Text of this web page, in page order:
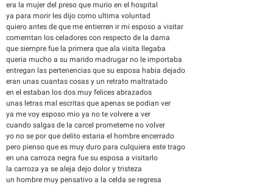
era la mujer del preso que murio en el hospital
ya para morir les dijo como ultima voluntad
quiero antes de que me entierren ir mi esposo a visitar
comemtan los celadores con respecto de la dama
que siempre fue la primera que ala visita llegaba
queria mucho a su marido madrugar no le importaba
entregan las pertenencias que su esposa habia dejado
eran unas cuantas cosas y un retrato maltratado
en el estaban los dos muy felices abrazados
unas letras mal escritas que apenas se podian ver
ya me voy esposo mio ya no te volvere a ver
cuando salgas de la carcel prometeme no volver
yo no se por que delito estaria el hombre encerrado
pero pienso que es muy duro para culquiera este trago
en una carroza negra fue su esposa a visitarlo
la carroza ya se aleja dejo dolor y tristeza
un hombre muy pensativo a la celda se regresa